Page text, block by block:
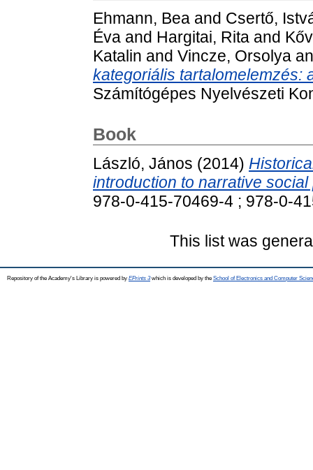
Ehmann, Bea and Csertő,
Éva and Hargitai, Rita and
Katalin and Vincze, Orsolya
kategoriális tartalomelemzés:
Számítógépes Nyelvészeti
Book
László, János (2014)
introduction to narrative social
978-0-415-70469-4 ; 978-0-
This list was
Repository of the Academy's Library is powered by EPrints 3which is developed by the School of Electronics and Computer